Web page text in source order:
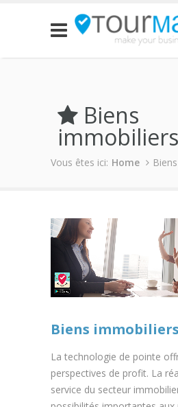
Biens
immobiliers
Vous êtes ici: Home
Biens immobiliers
La technologie de pointe
perspectives de profit. La
service du secteur